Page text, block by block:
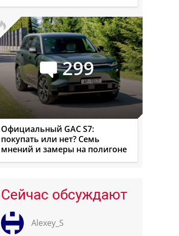
299
Официальный GAC S7:
покупать или нет? Семь
мнений и замеры на полигоне
Сейчас обсуждают
Alexey_S